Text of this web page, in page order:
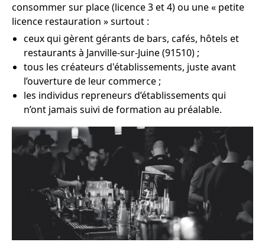
consommer sur place (licence 3 et 4) ou une « petite
licence restauration » surtout :
ceux qui gèrent gérants de bars, cafés, hôtels et
restaurants à Janville-sur-Juine (91510) ;
tous les créateurs d'établissements, juste avant
l’ouverture de leur commerce ;
les individus repreneurs d’établissements qui
n’ont jamais suivi de formation au préalable.